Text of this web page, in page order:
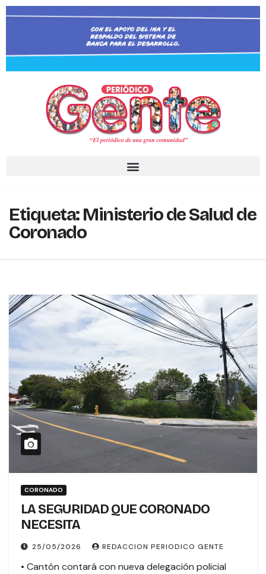
Etiqueta:Ministerio de Salud de
Coronado
CORONADO
LA SEGURIDAD QUE CORONADO
NECESITA
25/05/2026 REDACCION PERIODICO GENTE
• Cantón contará con nueva delegación policial